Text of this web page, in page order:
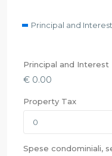
Principal and Interest
Principal and Interest
€ 0.00
Property Tax
Spese condominiali,